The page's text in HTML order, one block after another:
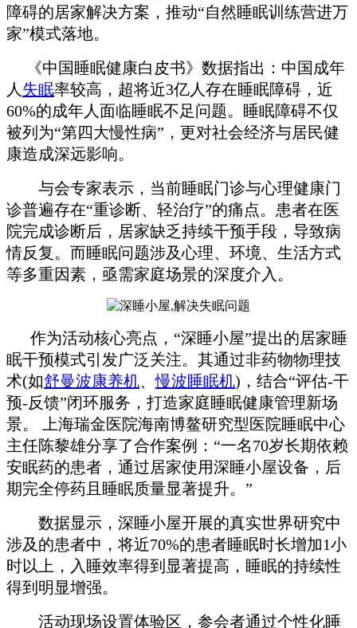
障碍的居家解决方案，推动“自然睡眠训练营进万
家”模式落地。
《中国睡眠健康白皮书》数据指出：中国成年
人 失眠率较高，超将近3亿人存在睡眠障碍，近
60%的成年人面临睡眠不足问题。睡眠障碍不仅
被列为“第四大慢性病”，更对社会经济与居民健
康造成深远影响。
与会专家表示，当前睡眠门诊与心理健康门
诊普遍存在“重诊断、轻治疗”的痛点。患者在医
院完成诊断后，居家缺乏持续干预手段，导致病
情反复。而睡眠问题涉及心理、环境、生活方式
等多重因素，亟需家庭场景的深度介入。
作为活动核心亮点，“深睡小屋”提出的居家睡
眠干预模式引发广泛关注。其通过非药物物理技
术(如舒曼波康养机、慢波睡眠机)，结合“评估-干
预-反馈”闭环服务，打造家庭睡眠健康管理新场
景。 上海瑞金医院海南博鳌研究型医院睡眠中心
主任陈黎雄分享了合作案例：“一名70岁长期依赖
安眠药的患者，通过居家使用深睡小屋设备，后
期完全停药且睡眠质量显著提升。”
数据显示，深睡小屋开展的真实世界研究中
涉及的患者中，将近70%的患者睡眠时长增加1小
时以上，入睡效率得到显著提高，睡眠的持续性
得到明显增强。
活动现场设置体验区，参会者通过个性化睡